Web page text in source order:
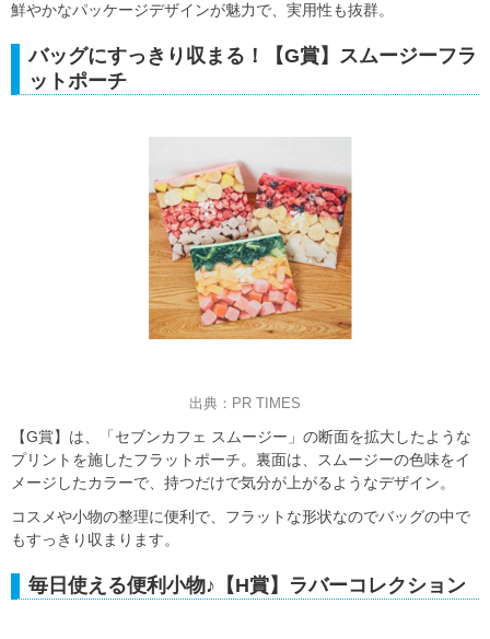
鮮やかなパッケージデザインが魅力で、実用性も抜群。
バッグにすっきり収まる！【G賞】スムージーフラ
ットポーチ
出典：PR TIMES
【G賞】は、「セブンカフェ スムージー」の断面を拡大したような
プリントを施したフラットポーチ。裏面は、スムージーの色味をイ
メージしたカラーで、持つだけで気分が上がるようなデザイン。
コスメや小物の整理に便利で、フラットな形状なのでバッグの中で
もすっきり収まります。
毎日使える便利小物♪【H賞】ラバーコレクション